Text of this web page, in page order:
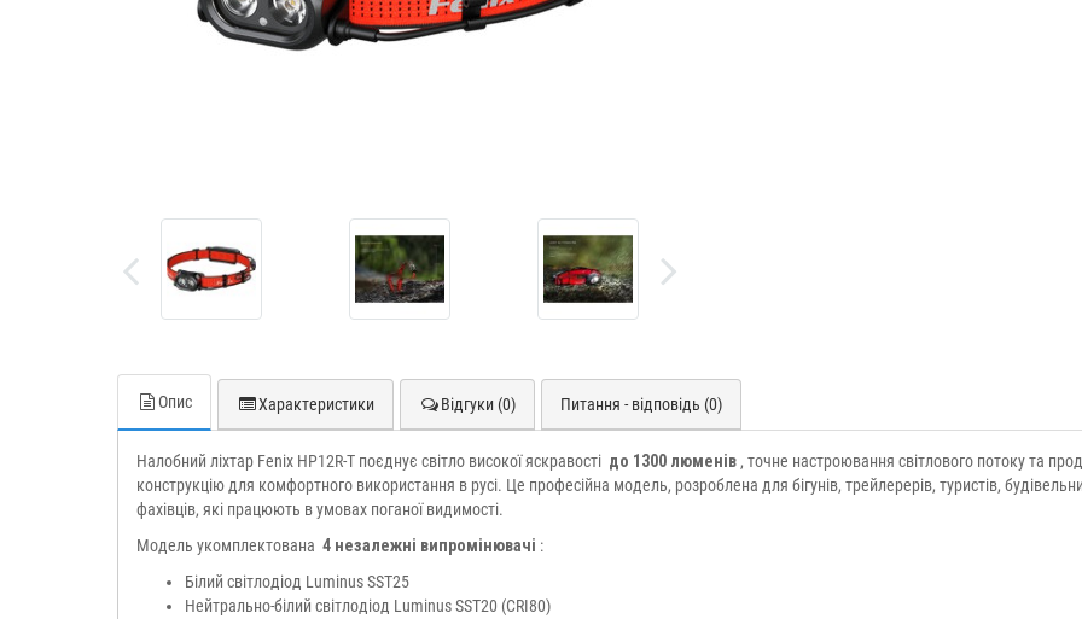
Опис Характеристики Відгуки (0) Питання - відповідь (0)
Налобний ліхтар Fenix HP12R-T поєднує світло високої яскравості до 1300 люменів , точне настроювання світлового потоку та
конструкцію для комфортного використання в русі. Це професійна модель, розроблена для бігунів, трейлерерів, туристів,
фахівців, які працюють в умовах поганої видимості.
Модель укомплектована 4 незалежні випромінювачі :
Білий світлодіод Luminus SST25
Нейтрально-білий світлодіод Luminus SST20 (CRI80)